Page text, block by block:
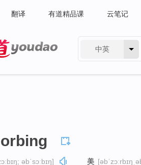
翻译 有道精品课 云笔记
中英
əbˈsɔːbɪŋ] 美